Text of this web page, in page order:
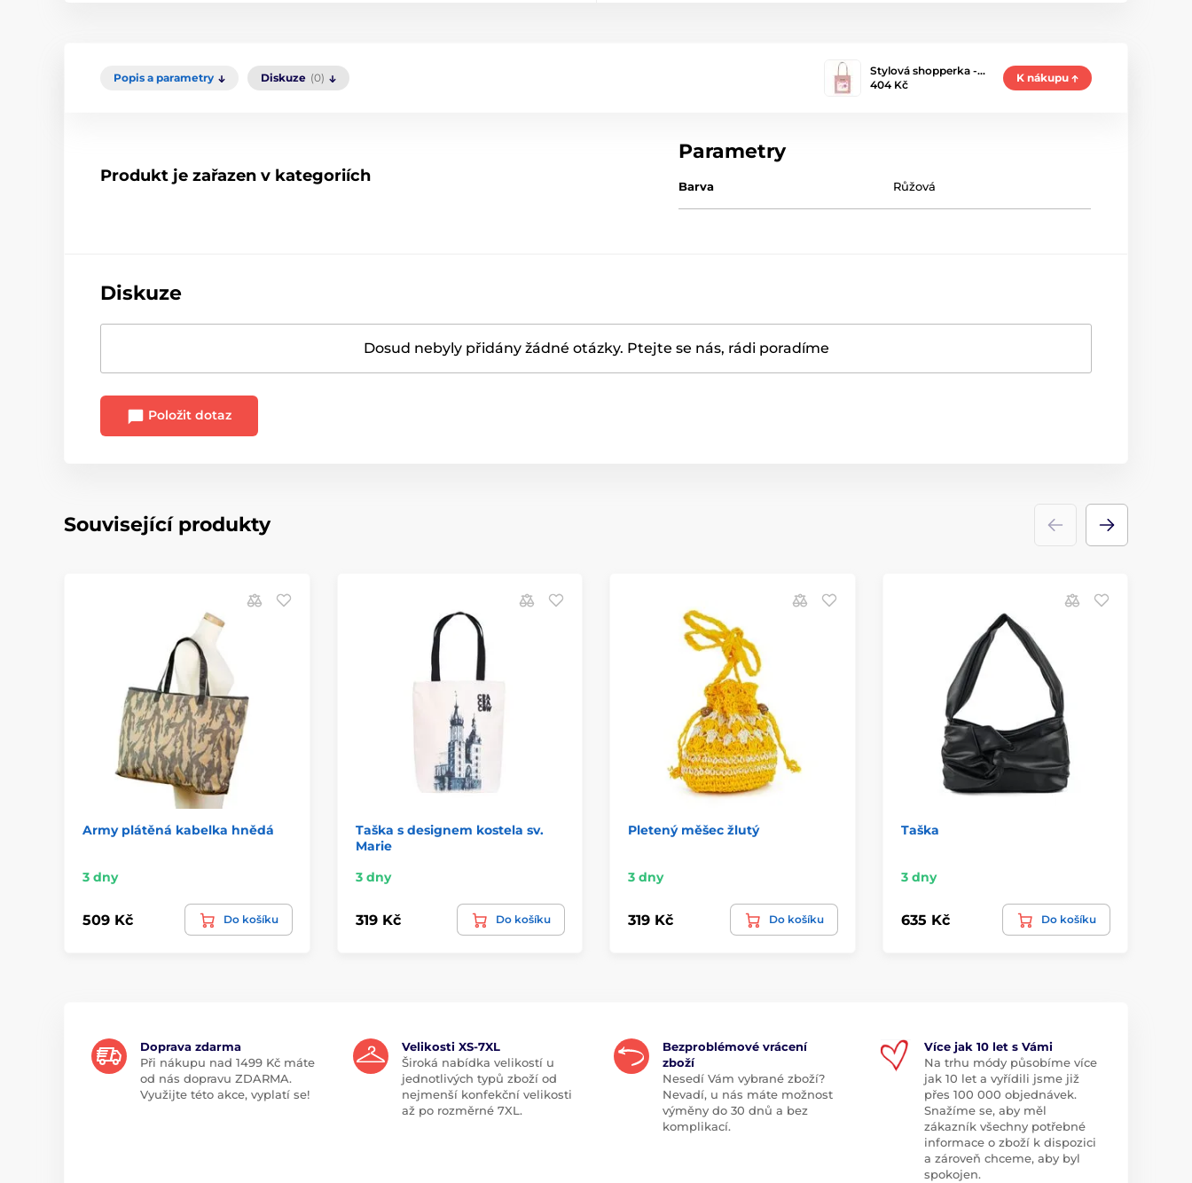
Popis a parametry Diskuze (0)
Stylová shopperka -…
404 Kč
K nákupu
Produkt je zařazen v kategoriích
Parametry
Barva Růžová
Diskuze
Dosud nebyly přidány žádné otázky. Ptejte se nás, rádi poradíme
Položit dotaz
Související produkty
Army plátěná kabelka hnědá
3 dny
509 Kč Do košíku
Taška s designem kostela sv.
Marie
3 dny
319 Kč Do košíku
Pletený měšec žlutý
3 dny
319 Kč Do košíku
Taška
3 dny
635 Kč Do košíku
Doprava zdarma
Při nákupu nad 1499 Kč máte
od nás dopravu ZDARMA.
Využijte této akce, vyplatí se!
Velikosti XS-7XL
Široká nabídka velikostí u
jednotlivých typů zboží od
nejmenší konfekční velikosti
až po rozměrné 7XL.
Bezproblémové vrácení
zboží
Nesedí Vám vybrané zboží?
Nevadí, u nás máte možnost
výměny do 30 dnů a bez
komplikací.
Více jak 10 let s Vámi
Na trhu módy působíme více
jak 10 let a vyřídili jsme již
přes 100 000 objednávek.
Snažíme se, aby měl
zákazník všechny potřebné
informace o zboží k dispozici
a zároveň chceme, aby byl
spokojen.